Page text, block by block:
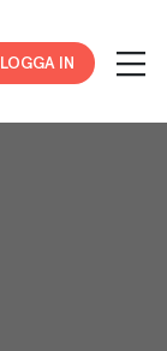
LOGGA IN